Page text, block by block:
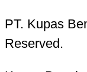
PT. Kupas
Reserved.